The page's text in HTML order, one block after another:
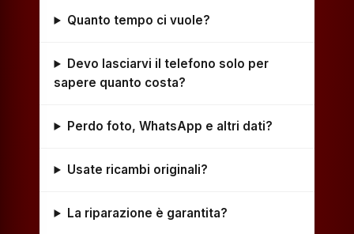
Quanto tempo ci vuole?
Devo lasciarvi il telefono solo per
sapere quanto costa?
Perdo foto, WhatsApp e altri dati?
Usate ricambi originali?
La riparazione è garantita?